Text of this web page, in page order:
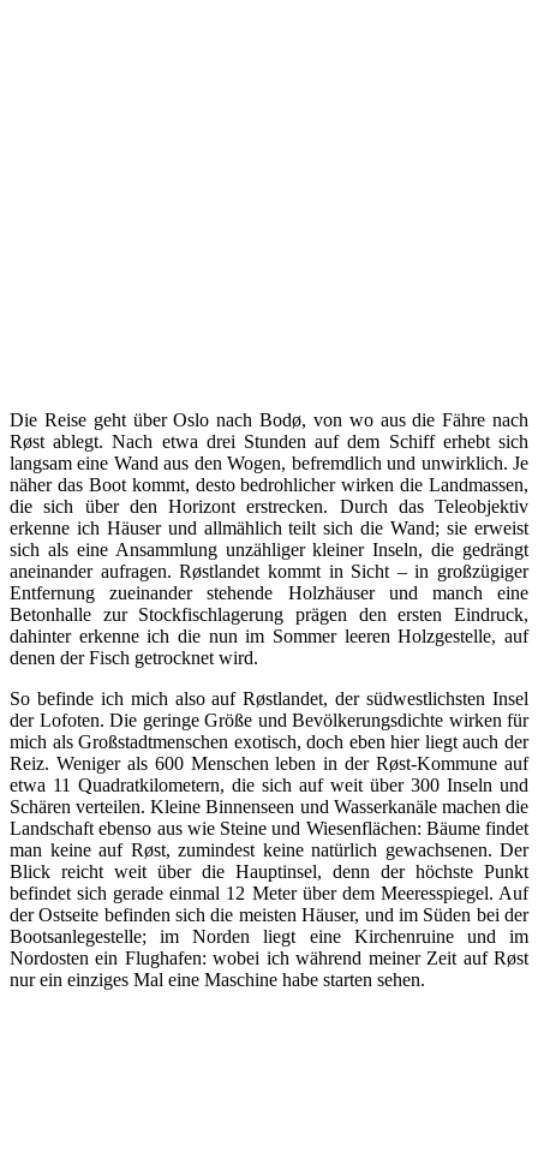
Die Reise geht über Oslo nach Bodø, von wo aus die Fähre nach
Røst ablegt. Nach etwa drei Stunden auf dem Schiff erhebt sich
langsam eine Wand aus den Wogen, befremdlich und unwirklich. Je
näher das Boot kommt, desto bedrohlicher wirken die Landmassen,
die sich über den Horizont erstrecken. Durch das Teleobjektiv
erkenne ich Häuser und allmählich teilt sich die Wand; sie erweist
sich als eine Ansammlung unzähliger kleiner Inseln, die gedrängt
aneinander aufragen. Røstlandet kommt in Sicht – in großzügiger
Entfernung zueinander stehende Holzhäuser und manch eine
Betonhalle zur Stockfischlagerung prägen den ersten Eindruck,
dahinter erkenne ich die nun im Sommer leeren Holzgestelle, auf
denen der Fisch getrocknet wird.
So befinde ich mich also auf Røstlandet, der südwestlichsten Insel
der Lofoten. Die geringe Größe und Bevölkerungsdichte wirken für
mich als Großstadtmenschen exotisch, doch eben hier liegt auch der
Reiz. Weniger als 600 Menschen leben in der Røst-Kommune auf
etwa 11 Quadratkilometern, die sich auf weit über 300 Inseln und
Schären verteilen. Kleine Binnenseen und Wasserkanäle machen die
Landschaft ebenso aus wie Steine und Wiesenflächen: Bäume findet
man keine auf Røst, zumindest keine natürlich gewachsenen. Der
Blick reicht weit über die Hauptinsel, denn der höchste Punkt
befindet sich gerade einmal 12 Meter über dem Meeresspiegel. Auf
der Ostseite befinden sich die meisten Häuser, und im Süden bei der
Bootsanlegestelle; im Norden liegt eine Kirchenruine und im
Nordosten ein Flughafen: wobei ich während meiner Zeit auf Røst
nur ein einziges Mal eine Maschine habe starten sehen.